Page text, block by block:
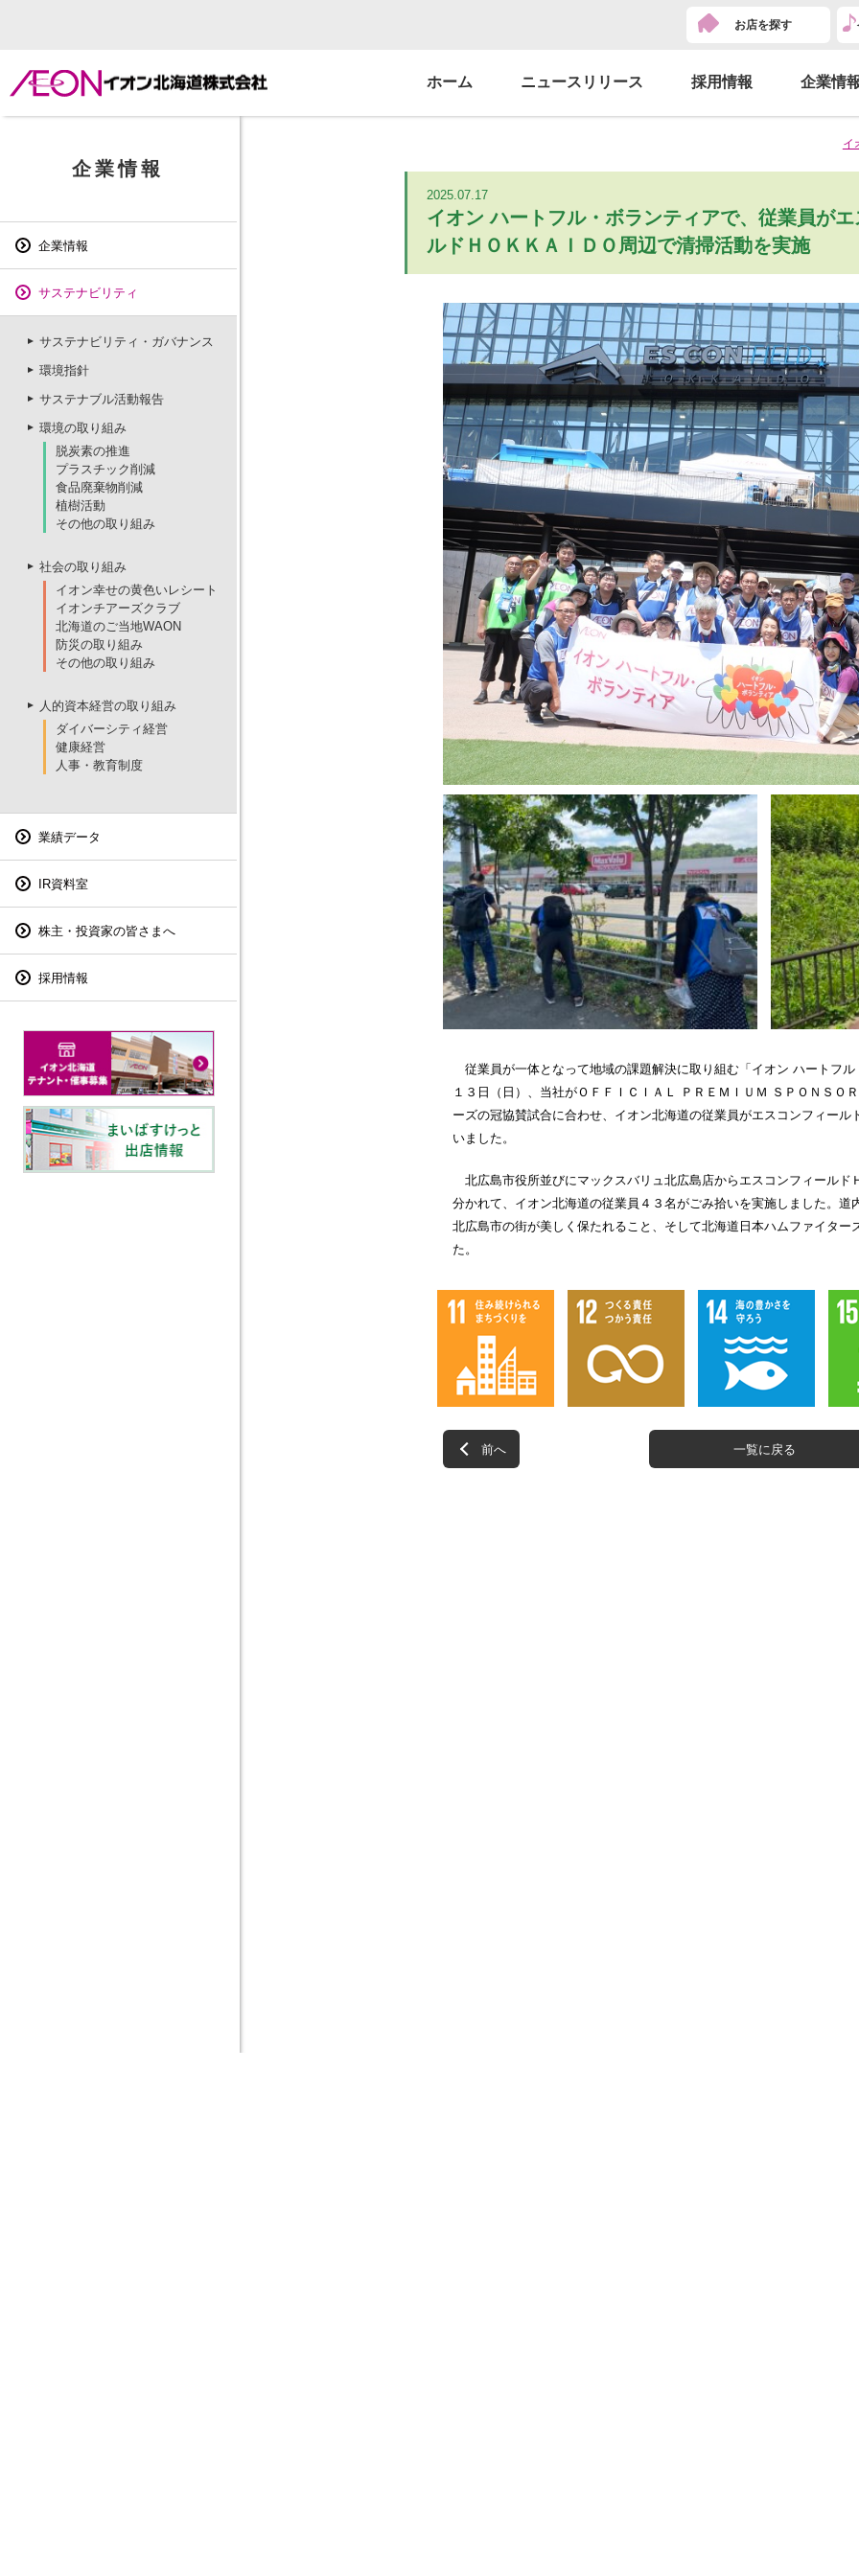
お店を探す
ホーム ニュースリリース 採用情報 企業情
イ
2025.07.17
イオン ハートフル・ボランティアで、従業員が
ルドＨＯＫＫＡＩＤＯ周辺で清掃活動を実施
従業員が一体となって地域の課題解決に取り組む「イオン ハートフ
１３日（日）、当社がＯＦＦＩＣＩＡＬ ＰＲＥＭＩＵＭ ＳＰＯＮＳＯ
ーズの冠協賛試合に合わせ、イオン北海道の従業員がエスコンフィー
いました。
北広島市役所並びにマックスバリュ北広島店からエスコンフィールド
分かれて、イオン北海道の従業員４３名がごみ拾いを実施しました。道
北広島市の街が美しく保たれること、そして北海道日本ハムファイター
た。
前へ 一覧に戻る
企業情報
企業情報
サステナビリティ
サステナビリティ・ガバナンス
環境指針
サステナブル活動報告
環境の取り組み
脱炭素の推進
プラスチック削減
食品廃棄物削減
植樹活動
その他の取り組み
社会の取り組み
イオン幸せの黄色いレシート
イオンチアーズクラブ
北海道のご当地WAON
防災の取り組み
その他の取り組み
人的資本経営の取り組み
ダイバーシティ経営
健康経営
人事・教育制度
業績データ
IR資料室
株主・投資家の皆さまへ
採用情報